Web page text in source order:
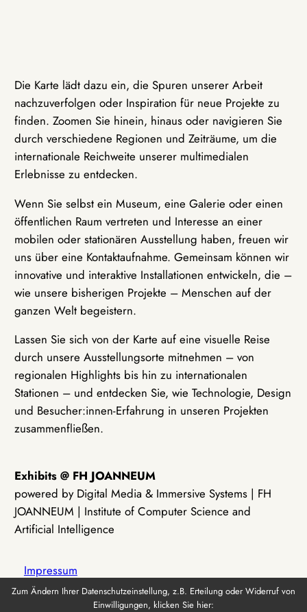
Die Karte lädt dazu ein, die Spuren unserer Arbeit
nachzuverfolgen oder Inspiration für neue Projekte zu
finden. Zoomen Sie hinein, hinaus oder navigieren Sie
durch verschiedene Regionen und Zeiträume, um die
internationale Reichweite unserer multimedialen
Erlebnisse zu entdecken.
Wenn Sie selbst ein Museum, eine Galerie oder einen
öffentlichen Raum vertreten und Interesse an einer
mobilen oder stationären Ausstellung haben, freuen wir
uns über eine Kontaktaufnahme. Gemeinsam können wir
innovative und interaktive Installationen entwickeln, die –
wie unsere bisherigen Projekte – Menschen auf der
ganzen Welt begeistern.
Lassen Sie sich von der Karte auf eine visuelle Reise
durch unsere Ausstellungsorte mitnehmen – von
regionalen Highlights bis hin zu internationalen
Stationen – und entdecken Sie, wie Technologie, Design
und Besucher:innen-Erfahrung in unseren Projekten
zusammenfließen.
Exhibits @ FH JOANNEUM
powered by Digital Media & Immersive Systems | FH
JOANNEUM | Institute of Computer Science and
Artificial Intelligence
Impressum
Zum Ändern Ihrer Datenschutzeinstellung, z.B. Erteilung oder Widerruf von
Einwilligungen, klicken Sie hier: